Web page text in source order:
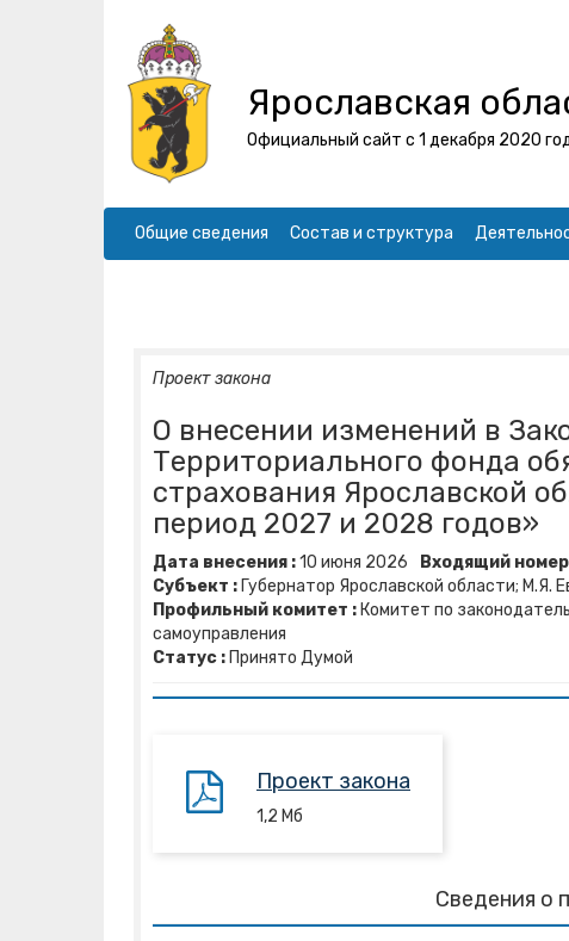
Ярославская
Официальный сайт с 1 декабря 2020
Общие сведения Состав и структура
Проект закона
О внесении изменений в
Территориального фонда
страхования Ярославской
период 2027 и 2028 годов»
Дата внесения :10 июня 2026 Входящий
Субъект : Губернатор Ярославской области; М.Я.
Профильный комитет : Комитет по
самоуправления
Статус : Принято Думой
Проект закона
1,2 Mб
Сведения о